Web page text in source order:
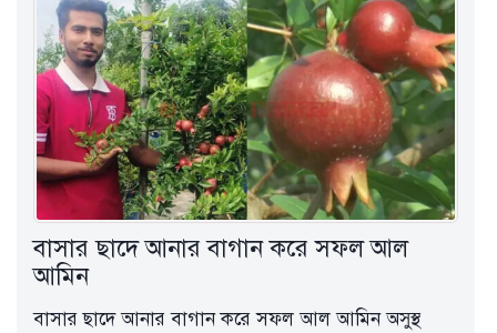
বাসার ছাদে আনার বাগান করে সফল আল
আমিন
বাসার ছাদে আনার বাগান করে সফল আল আমিন অসুস্থ